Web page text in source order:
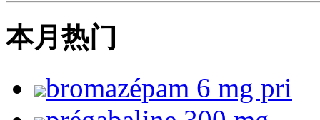
本月热门
bromazépam 6 mg pri